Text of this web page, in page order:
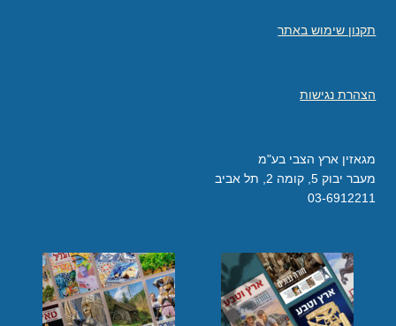
תקנון שימוש באתר
הצהרת נגישות
מגאזין ארץ הצבי בע"מ
מעבר יבוק 5, קומה 2, תל אביב
03-6912211